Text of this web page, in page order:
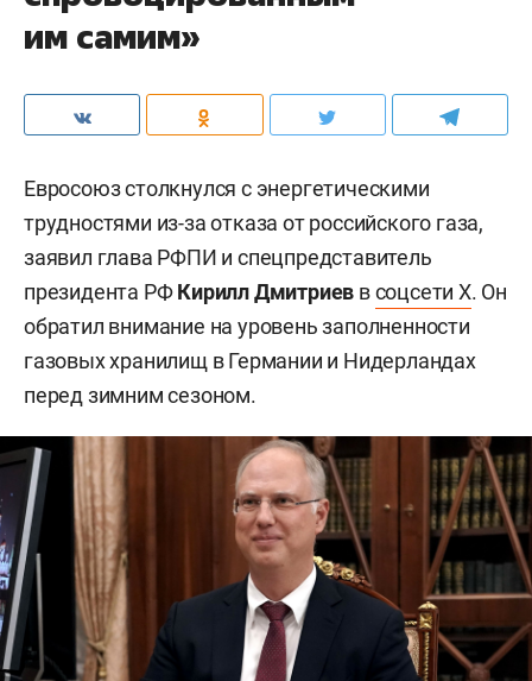
им самим»
Евросоюз столкнулся с энергетическими
трудностями из-за отказа от российского газа,
заявил глава РФПИ и спецпредставитель
президента РФКирилл Дмитриев всоцсети X. Он
обратил внимание на уровень заполненности
газовых хранилищ в Германии и Нидерландах
перед зимним сезоном.